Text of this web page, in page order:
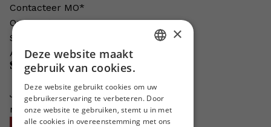
Contacteer MO*
Onze auteurs
Schrijven voor MO*?
Adverteren in MO*
Steun MO*
Je helpt ons groeien. MO* bestaat
niet zonder jouw steun!
ENGLISH
×
Deze website maakt
gebruik van cookies.
Deze website gebruikt cookies om uw
gebruikerservaring te verbeteren. Door
onze website te gebruiken, stemt u in met
alle cookies in overeenstemming met ons